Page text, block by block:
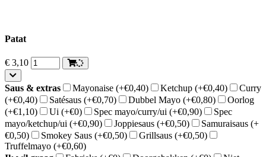
Patat
€ 3,10
Saus & extras Mayonaise (+€0,40) Ketchup (+€0,40)
Curry
(+€0,40)
Satésaus (+€0,70) Dubbel Mayo (+€0,80)
Oorlog
(+€1,10)
Ui (+€0) Spec mayo/curry/ui (+€0,90)
Spec
mayo/ketchup/ui (+€0,90) Joppiesaus (+€0,50) Samuraisaus (+
€0,50)
Smokey Saus (+€0,50) Grillsaus (+€0,50)
Truffelmayo (+€0,60)